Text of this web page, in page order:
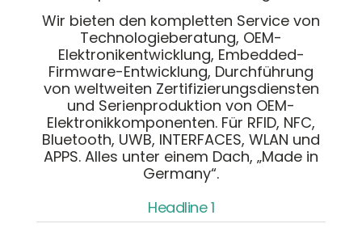
Wir bieten den kompletten Service von
Technologieberatung, OEM-
Elektronikentwicklung, Embedded-
Firmware-Entwicklung, Durchführung
von weltweiten Zertifizierungsdiensten
und Serienproduktion von OEM-
Elektronikkomponenten. Für RFID, NFC,
Bluetooth, UWB, INTERFACES, WLAN und
APPS. Alles unter einem Dach, „Made in
Germany“.
Headline 1